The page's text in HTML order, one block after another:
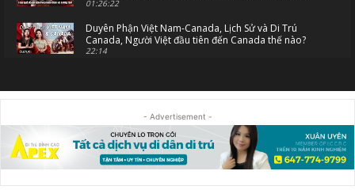
01:26:22
Duyên Phận Việt Nam-Canada, Lịch Sử và Di Trú
Canada, Người Việt đầu tiên đến Canada thế nào?
22:14
[Teaser] Chuẩn bị gì cho trẻ dưới 18 tuổi du học
Canada không có cha mẹ đi cùng | Coming to
Canada
01:52
Cảnh báo lừa đảo, mạo danh chuyên viên tư vấn di
- Advertisement -